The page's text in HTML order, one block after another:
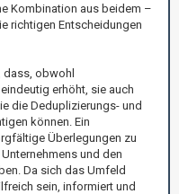
Kombination aus beidem –
richtigen Entscheidungen
obwohl
erhöht, sie auch
die Deduplizierungs- und
können. Ein
Überlegungen zu
und den
Da sich das Umfeld
sein, informiert und